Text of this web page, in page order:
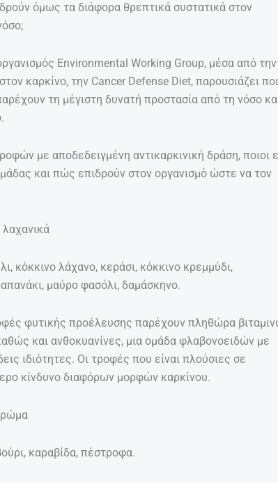
όμως τα διάφορα θρεπτικά συστατικά στον
Environmental Working Group, μέσα από την
καρκίνο, την Cancer Defense Diet, παρουσιάζει
τη μέγιστη δυνατή προστασία από τη νόσο
με αποδεδειγμένη αντικαρκινική δράση, ποιοι
και πώς επιδρούν στον οργανισμό ώστε να τον
κόκκινο λάχανο, κεράσι, κόκκινο κρεμμύδι,
μαύρο φασόλι, δαμάσκηνο.
φυτικής προέλευσης παρέχουν πληθώρα
και ανθοκυανίνες, μια ομάδα φλαβονοειδών με
ιδιότητες. Οι τροφές που είναι πλούσιες σε
κίνδυνο διαφόρων μορφών καρκίνου.
καραβίδα, πέστροφα.